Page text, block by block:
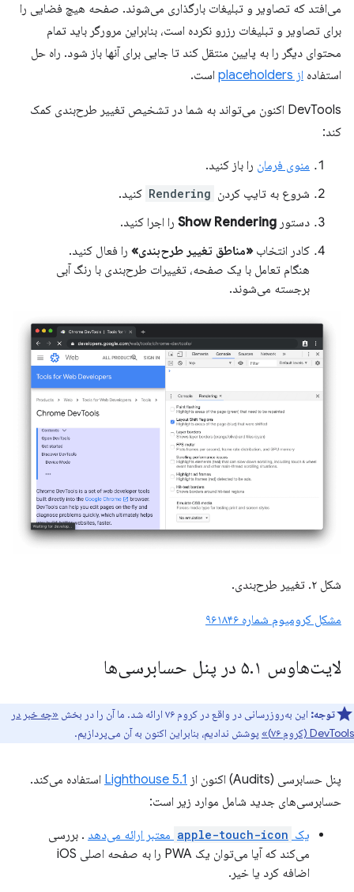
می‌افتد که تصاویر و تبلیغات بارگذاری می‌شوند. صفحه هیچ فضایی را
برای تصاویر و تبلیغات رزرو نکرده است، بنابراین مرورگر باید تمام
محتوای دیگر را به پایین منتقل کند تا جایی برای آنها باز شود. راه حل
استفاده از placeholders است.
DevTools اکنون می‌تواند به شما در تشخیص تغییر طرح‌بندی کمک
کند:
منوی فرمان را باز کنید.
شروع به تایپ کردن Rendering کنید.
دستور Show Rendering را اجرا کنید.
کادر انتخاب «مناطق تغییر طرح‌بندی» را فعال کنید.
هنگام تعامل با یک صفحه، تغییرات طرح‌بندی با رنگ آبی
برجسته می‌شوند.
شکل ۲. تغییر طرح‌بندی.
مشکل کرومیوم شماره ۹۶۱۸۴۶
لایت‌هاوس ۵ .۱ در پنل حسابرسی‌ها
توجه: این به‌روزرسانی در واقع در کروم ۷۶ ارائه شد. ما آن را در بخش
«چه خبر در
DevTools (کروم ۷۶)»
پوشش ندادیم، بنابراین اکنون به آن می‌پردازیم.
پنل حسابرسی (Audits) اکنون از Lighthouse 5.1 استفاده می‌کند.
حسابرسی‌های جدید شامل موارد زیر است:
یک apple-touch-icon معتبر ارائه می‌دهد . بررسی
می‌کند که آیا می‌توان یک PWA را به صفحه اصلی iOS
اضافه کرد یا خیر.